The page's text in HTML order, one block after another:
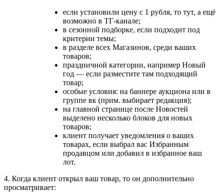
если установили цену с 1 рубля, то тут, а ещё
возможно в ТГ-канале;
в сезонной подборке, если подходит под
критерии темы;
в разделе всех Магазинов, среди ваших
товаров;
праздничной категории, например Новый
год — если разместите там подходящий
товар;
особые условия: на баннере аукциона или в
группе вк (прим. выбирает редакция);
на главной странице после Новостей
выделено несколько блоков для новых
товаров;
клиент получает уведомления о ваших
товарах, если выбрал вас Избранным
продавцом или добавил в избранное ваш
лот.
4. Когда клиент открыл ваш товар, то он дополнительно
просматривает: